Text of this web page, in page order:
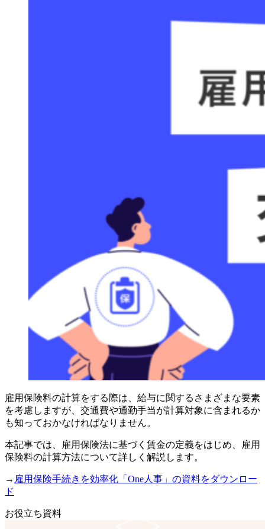
雇用保険料の計算をする際は、給与に関するさまざまな要素
を考慮しますが、交通費や通勤手当が計算対象に含まれるか
も知っておかなければなりません。
本記事では、雇用保険法に基づく賃金の定義をはじめ、雇用
保険料の計算方法について詳しく解説します。
→ 雇用保険手続きを効率化「One人事」の資料をダウンロー
ド
お役立ち資料